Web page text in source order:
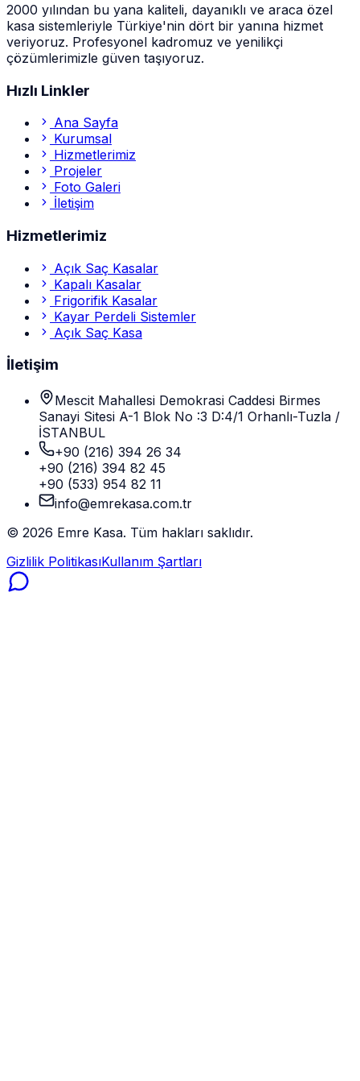
2000 yılından bu yana kaliteli, dayanıklı ve araca özel
kasa sistemleriyle Türkiye'nin dört bir yanına hizmet
veriyoruz. Profesyonel kadromuz ve yenilikçi
çözümlerimizle güven taşıyoruz.
Hızlı Linkler
Ana Sayfa
Kurumsal
Hizmetlerimiz
Projeler
Foto Galeri
İletişim
Hizmetlerimiz
Açık Saç Kasalar
Kapalı Kasalar
Frigorifik Kasalar
Kayar Perdeli Sistemler
Açık Saç Kasa
İletişim
Mescit Mahallesi Demokrasi Caddesi Birmes
Sanayi Sitesi A-1 Blok No :3 D:4/1 Orhanlı-Tuzla /
İSTANBUL
+90 (216) 394 26 34
+90 (216) 394 82 45
+90 (533) 954 82 11
info@emrekasa.com.tr
© 2026 Emre Kasa. Tüm hakları saklıdır.
Gizlilik PolitikasıKullanım Şartları